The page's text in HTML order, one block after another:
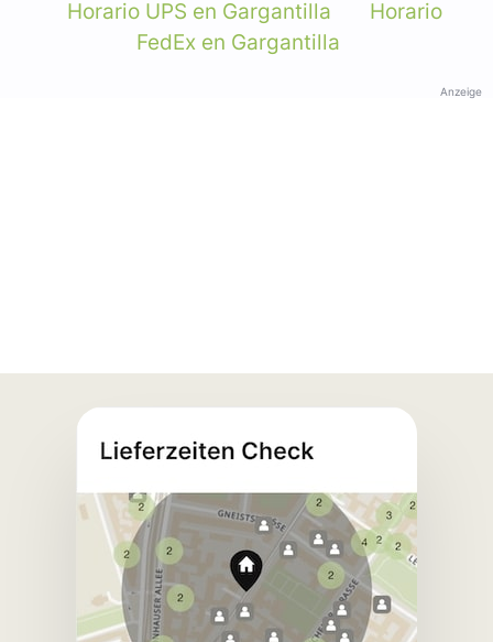
Horario UPS en Gargantilla
Horario
FedEx en Gargantilla
Anzeige